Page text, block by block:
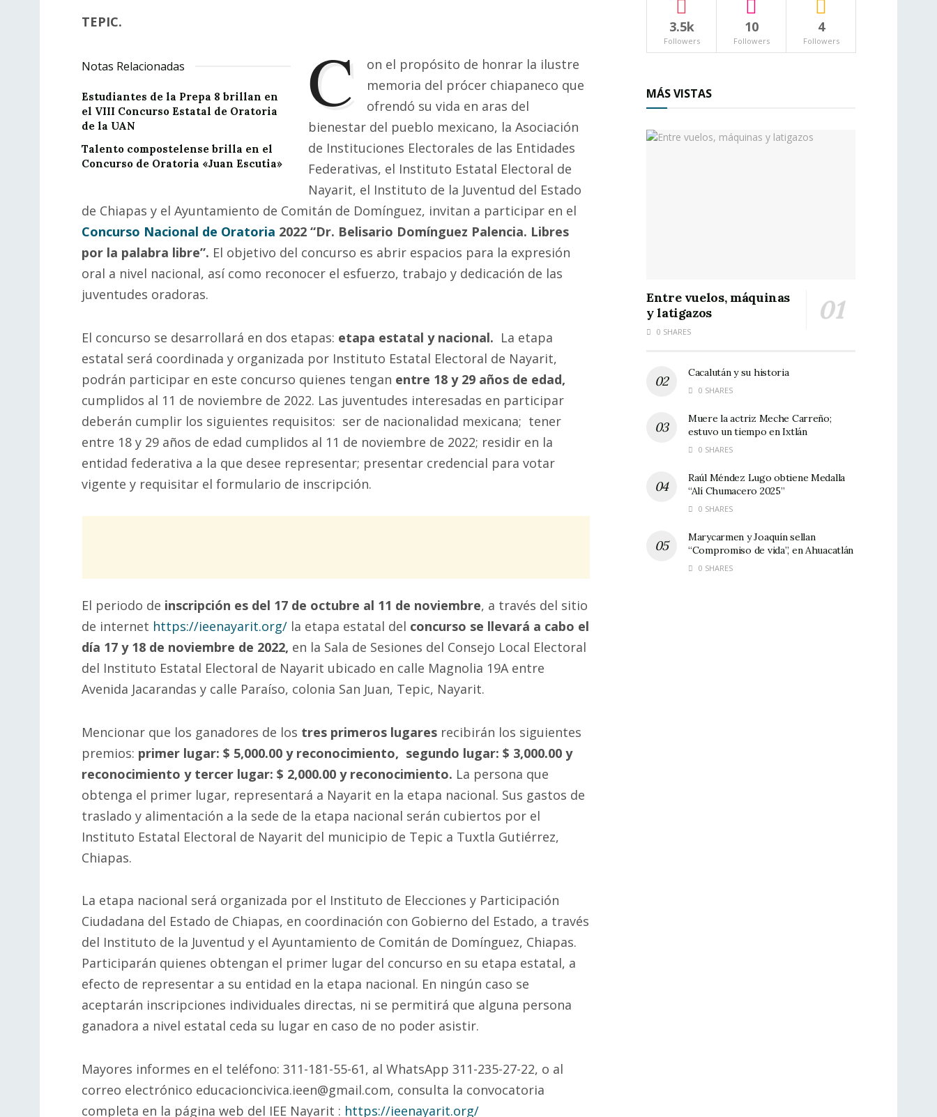
TEPIC.
Notas Relacionadas
Estudiantes de la Prepa 8 brillan en
el VIII Concurso Estatal de Oratoria
de la UAN
Talento compostelense brilla en el
Concurso de Oratoria «Juan Escutia»
C
on el propósito de honrar la ilustre
memoria del prócer chiapaneco que
ofrendó su vida en aras del
bienestar del pueblo mexicano, la Asociación
de Instituciones Electorales de las Entidades
Federativas, el Instituto Estatal Electoral de
Nayarit, el Instituto de la Juventud del Estado
de Chiapas y el Ayuntamiento de Comitán de Domínguez, invitan a participar en el
Concurso Nacional de Oratoria 2022 “Dr. Belisario Domínguez Palencia. Libres
por la palabra libre”. El objetivo del concurso es abrir espacios para la expresión
oral a nivel nacional, así como reconocer el esfuerzo, trabajo y dedicación de las
juventudes oradoras.
El concurso se desarrollará en dos etapas: etapa estatal y nacional. La etapa
estatal será coordinada y organizada por Instituto Estatal Electoral de Nayarit,
podrán participar en este concurso quienes tengan entre 18 y 29 años de edad,
cumplidos al 11 de noviembre de 2022. Las juventudes interesadas en participar
deberán cumplir los siguientes requisitos: ser de nacionalidad mexicana; tener
entre 18 y 29 años de edad cumplidos al 11 de noviembre de 2022; residir en la
entidad federativa a la que desee representar; presentar credencial para votar
vigente y requisitar el formulario de inscripción.
El periodo de inscripción es del 17 de octubre al 11 de noviembre, a través del sitio
de internet https://ieenayarit.org/ la etapa estatal del concurso se llevará a cabo el
día 17 y 18 de noviembre de 2022, en la Sala de Sesiones del Consejo Local Electoral
del Instituto Estatal Electoral de Nayarit ubicado en calle Magnolia 19A entre
Avenida Jacarandas y calle Paraíso, colonia San Juan, Tepic, Nayarit.
Mencionar que los ganadores de los tres primeros lugares recibirán los siguientes
premios: primer lugar: $ 5,000.00 y reconocimiento, segundo lugar: $ 3,000.00 y
reconocimiento y tercer lugar: $ 2,000.00 y reconocimiento. La persona que
obtenga el primer lugar, representará a Nayarit en la etapa nacional. Sus gastos de
traslado y alimentación a la sede de la etapa nacional serán cubiertos por el
Instituto Estatal Electoral de Nayarit del municipio de Tepic a Tuxtla Gutiérrez,
Chiapas.
La etapa nacional será organizada por el Instituto de Elecciones y Participación
Ciudadana del Estado de Chiapas, en coordinación con Gobierno del Estado, a través
del Instituto de la Juventud y el Ayuntamiento de Comitán de Domínguez, Chiapas.
Participarán quienes obtengan el primer lugar del concurso en su etapa estatal, a
efecto de representar a su entidad en la etapa nacional. En ningún caso se
aceptarán inscripciones individuales directas, ni se permitirá que alguna persona
ganadora a nivel estatal ceda su lugar en caso de no poder asistir.
Mayores informes en el teléfono: 311-181-55-61, al WhatsApp 311-235-27-22, o al
correo electrónico educacioncivica.ieen@gmail.com, consulta la convocatoria
completa en la página web del IEE Nayarit : https://ieenayarit.org/
3.5k
Followers
10
Followers
4
Followers
MÁS VISTAS
Entre vuelos, máquinas
y latigazos
0 SHARES
Cacalután y su historia
0 SHARES
Muere la actriz Meche Carreño;
estuvo un tiempo en Ixtlán
0 SHARES
Raúl Méndez Lugo obtiene Medalla
“Alí Chumacero 2025”
0 SHARES
Marycarmen y Joaquín sellan
“Compromiso de vida”, en Ahuacatlán
0 SHARES